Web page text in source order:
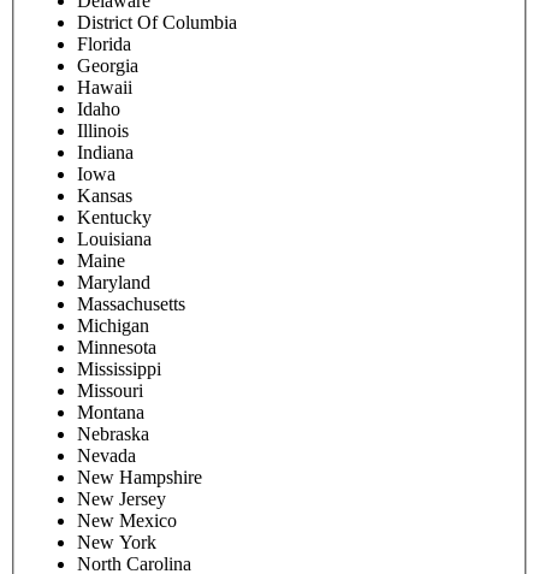
District Of Columbia
Florida
Georgia
Hawaii
Idaho
Illinois
Indiana
Iowa
Kansas
Kentucky
Louisiana
Maine
Maryland
Massachusetts
Michigan
Minnesota
Mississippi
Missouri
Montana
Nebraska
Nevada
New Hampshire
New Jersey
New Mexico
New York
North Carolina